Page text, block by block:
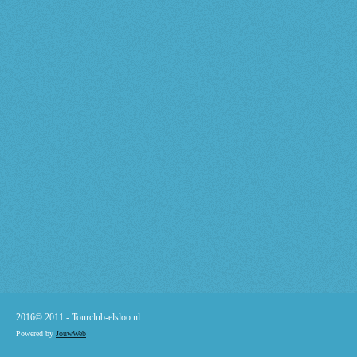
2016© 2011 - Tourclub-elsloo.nl
Powered by JouwWeb